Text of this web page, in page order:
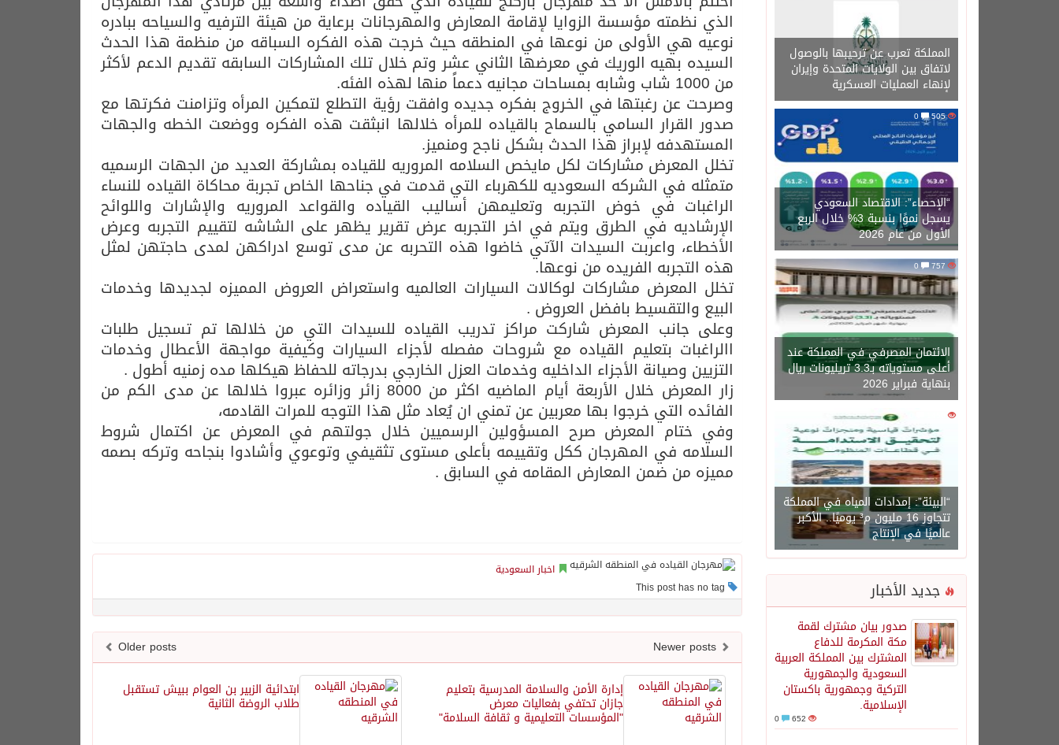
المملكة تعرب عن ترحيبها بالوصول
لاتفاق بين الولايات المتحدة وإيران
لإنهاء العمليات العسكرية
505
“الإحصاء”: الاقتصاد السعودي
يسجل نموًا بنسبة 3% خلال الربع
الأول من عام 2026
757
0
الائتمان المصرفي في المملكة عند
أعلى مستوياته بـ3.3 تريليونات ريال
بنهاية فبراير 2026
1450
“البيئة”: إمدادات المياه في المملكة
تتجاوز 16 مليون م³ يوميًا.. الأكبر
عالميًا في الإنتاج
جديد الأخبار
صدور بيان مشترك لقمة
مكة المكرمة للدفاع
المشترك بين المملكة العربية
السعودية والجمهورية
التركية وجمهورية باكستان
الإسلامية.
652
الذي نظمته مؤسسة الزوايا لإقامة المعارض والمهرجانات برعاية من هيئة الترفيه والسياحه ببادره
نوعيه هي الأولى من نوعها في المنطقه حيث خرجت هذه الفكره السباقه من منظمة هذا الحدث
السيده بهيه الوريك في معرضها الثاني عشر وتم خلال تلك المشاركات السابقه تقديم الدعم لأكثر
من 1000 شاب وشابه بمساحات مجانيه دعماً منها لهذه الفئه.
وصرحت عن رغبتها في الخروج بفكره جديده وافقت رؤية التطلع لتمكين المرأه وتزامنت فكرتها مع
صدور القرار السامي بالسماح بالقياده للمرأه خلالها انبثقت هذه الفكره ووضعت الخطه والجهات
المستهدفه لإبراز هذا الحدث بشكل ناجح ومنميز.
تخلل المعرض مشاركات لكل مايخص السلامه المروريه للقياده بمشاركة العديد من الجهات الرسميه
متمثله في الشركه السعوديه للكهرباء التي قدمت في جناحها الخاص تجربة محاكاة القياده للنساء
الراغبات في خوض التجربه وتعليمهن أساليب القياده والقواعد المروريه والإشارات واللوائح
الإرشاديه في الطرق ويتم في اخر التجربه عرض تقرير يظهر على الشاشه لتقييم التجربه وعرض
الأخطاء، واعربت السيدات الآتي خاضوا هذه التحربه عن مدى توسع ادراكهن لمدى حاجتهن لمثل
هذه التجربه الفريده من نوعها.
تخلل المعرض مشاركات لوكالات السيارات العالميه واستعراض العروض المميزه لجديدها وخدمات
البيع والتقسيط بافضل العروض .
وعلى جانب المعرض شاركت مراكز تدريب القياده للسيدات التي من خلالها تم تسجيل طلبات
االراغبات بتعليم القياده مع شروحات مفصله لأجزاء السيارات وكيفية مواجهة الأعطال وخدمات
التزيين وصيانة الأجزاء الداخليه وخدمات العزل الخارجي بدرجاته للحفاظ هيكلها مده زمنيه أطول .
زار المعرض خلال الأربعة أيام الماضيه اكثر من 8000 زائر وزائره عبروا خلالها عن مدى الكم من
الفائده التي خرجوا بها معربين عن تمني ان يُعاد مثل هذا التوجه للمرات القادمه،
وفي ختام المعرض صرح المسؤولين الرسميين خلال جولتهم في المعرض عن اكتمال شروط
السلامه في المهرجان ككل وتقييمه بأعلى مستوى تثقيفي وتوعوي وأشادوا بنجاحه وتركه بصمه
مميزه من ضمن المعارض المقامه في السابق .
اخبار السعودية
Older posts
ابتدائية الزبير بن العوام ببيش تستقبل
طلاب الروضة الثانية
إدارة الأمن والسلامة المدرسية بتعليم
جازان تحتفي بفعاليات معرض
"المؤسسات التعليمية و ثقافة السلامة"